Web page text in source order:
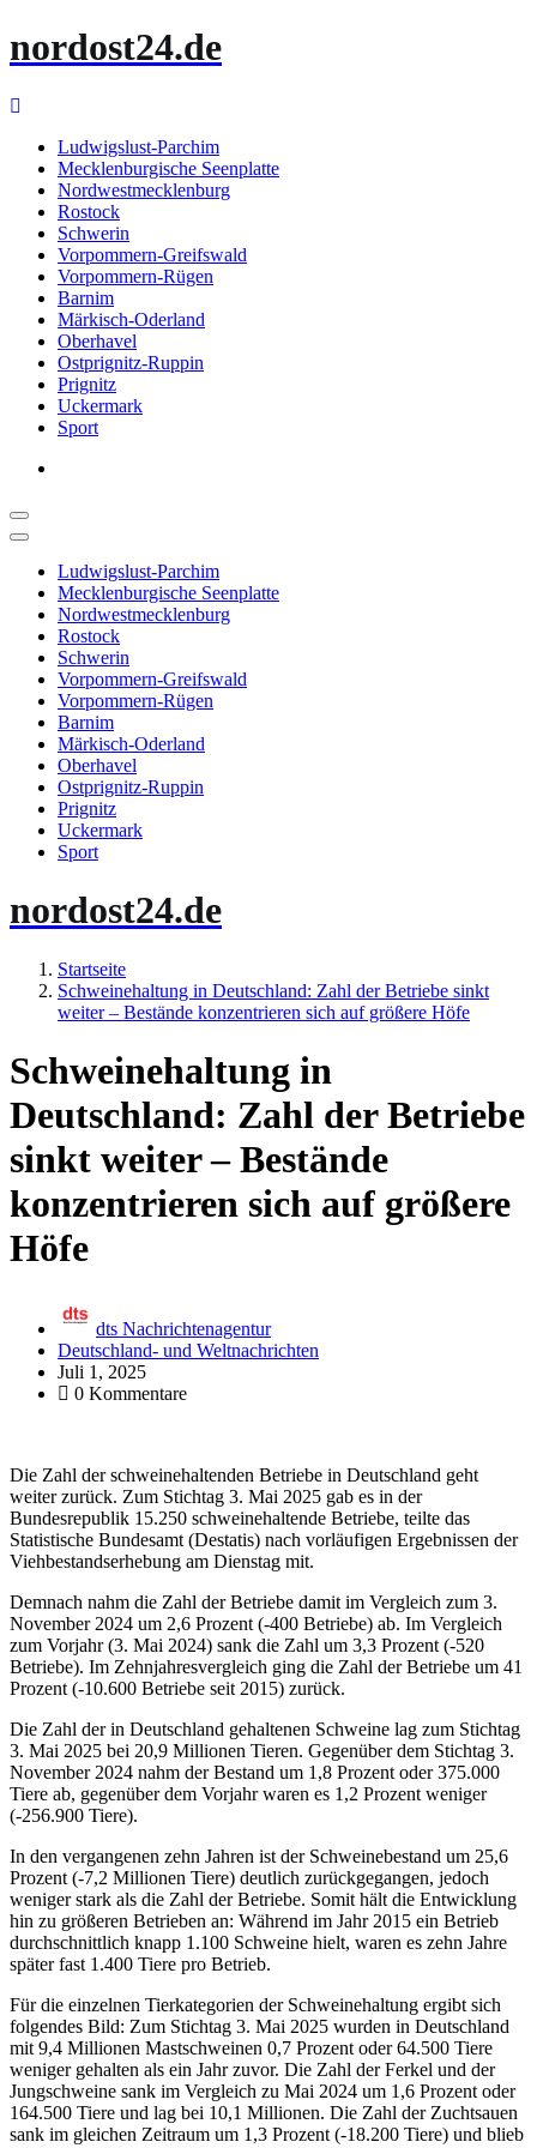
Inhalt
nordost24.de
Ludwigslust-Parchim
Mecklenburgische Seenplatte
Nordwestmecklenburg
Rostock
Schwerin
Vorpommern-Greifswald
Vorpommern-Rügen
Barnim
Märkisch-Oderland
Oberhavel
Ostprignitz-Ruppin
Prignitz
Uckermark
Sport
Ludwigslust-Parchim
Mecklenburgische Seenplatte
Nordwestmecklenburg
Rostock
Schwerin
Vorpommern-Greifswald
Vorpommern-Rügen
Barnim
Märkisch-Oderland
Oberhavel
Ostprignitz-Ruppin
Prignitz
Uckermark
Sport
nordost24.de
Startseite
Schweinehaltung in Deutschland: Zahl der Betriebe sinkt
weiter – Bestände konzentrieren sich auf größere Höfe
Schweinehaltung in
Deutschland: Zahl der Betriebe
sinkt weiter – Bestände
konzentrieren sich auf größere
Höfe
dts Nachrichtenagentur
Deutschland- und Weltnachrichten
Juli 1, 2025
0 Kommentare
Die Zahl der schweinehaltenden Betriebe in Deutschland geht
weiter zurück. Zum Stichtag 3. Mai 2025 gab es in der
Bundesrepublik 15.250 schweinehaltende Betriebe, teilte das
Statistische Bundesamt (Destatis) nach vorläufigen Ergebnissen der
Viehbestandserhebung am Dienstag mit.
Demnach nahm die Zahl der Betriebe damit im Vergleich zum 3.
November 2024 um 2,6 Prozent (-400 Betriebe) ab. Im Vergleich
zum Vorjahr (3. Mai 2024) sank die Zahl um 3,3 Prozent (-520
Betriebe). Im Zehnjahresvergleich ging die Zahl der Betriebe um 41
Prozent (-10.600 Betriebe seit 2015) zurück.
Die Zahl der in Deutschland gehaltenen Schweine lag zum Stichtag
3. Mai 2025 bei 20,9 Millionen Tieren. Gegenüber dem Stichtag 3.
November 2024 nahm der Bestand um 1,8 Prozent oder 375.000
Tiere ab, gegenüber dem Vorjahr waren es 1,2 Prozent weniger
(-256.900 Tiere).
In den vergangenen zehn Jahren ist der Schweinebestand um 25,6
Prozent (-7,2 Millionen Tiere) deutlich zurückgegangen, jedoch
weniger stark als die Zahl der Betriebe. Somit hält die Entwicklung
hin zu größeren Betrieben an: Während im Jahr 2015 ein Betrieb
durchschnittlich knapp 1.100 Schweine hielt, waren es zehn Jahre
später fast 1.400 Tiere pro Betrieb.
Für die einzelnen Tierkategorien der Schweinehaltung ergibt sich
folgendes Bild: Zum Stichtag 3. Mai 2025 wurden in Deutschland
mit 9,4 Millionen Mastschweinen 0,7 Prozent oder 64.500 Tiere
weniger gehalten als ein Jahr zuvor. Die Zahl der Ferkel und der
Jungschweine sank im Vergleich zu Mai 2024 um 1,6 Prozent oder
164.500 Tiere und lag bei 10,1 Millionen. Die Zahl der Zuchtsauen
sank im gleichen Zeitraum um 1,3 Prozent (-18.200 Tiere) und blieb